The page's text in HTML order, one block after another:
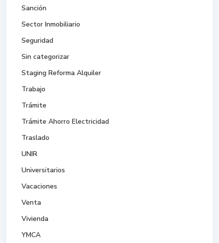
Sanción
Sector Inmobiliario
Seguridad
Sin categorizar
Staging Reforma Alquiler
Trabajo
Trámite
Trámite Ahorro Electricidad
Traslado
UNIR
Universitarios
Vacaciones
Venta
Vivienda
YMCA